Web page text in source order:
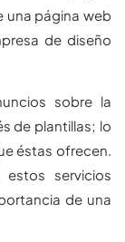
una página web
de diseño
sobre la
de plantillas; lo
éstas ofrecen.
servicios
de una